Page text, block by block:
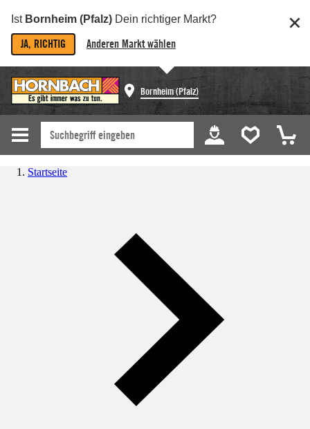
Ist Bornheim (Pfalz) Dein richtiger Markt?
JA, RICHTIG Anderen Markt wählen
Bornheim (Pfalz)
Startseite